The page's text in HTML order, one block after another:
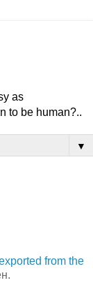
as
to be human?..
▼
from the